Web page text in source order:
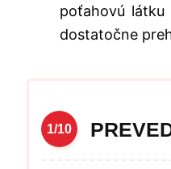
poťahovú
dostatočne
1/10